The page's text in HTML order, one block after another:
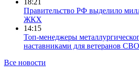
18:21
Правительство РФ выделило
ЖКХ
14:15
Топ-менеджеры
наставниками для ветеранов СВО
Все новости